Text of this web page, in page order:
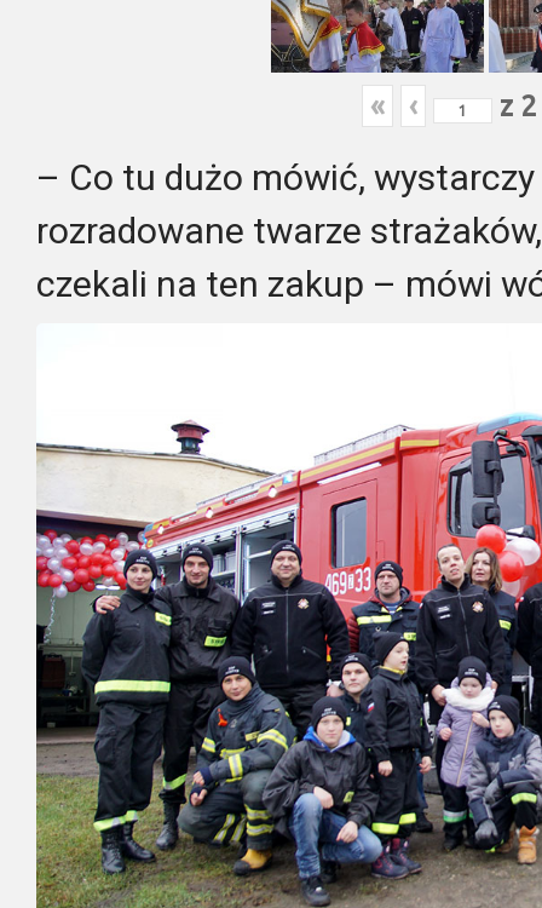
« ‹ z 2
– Co tu dużo mówić,
rozradowane twarze
czekali na ten zakup – mówi